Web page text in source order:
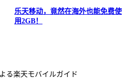
乐天移动，竟然在海外也能免费使
用2GB！